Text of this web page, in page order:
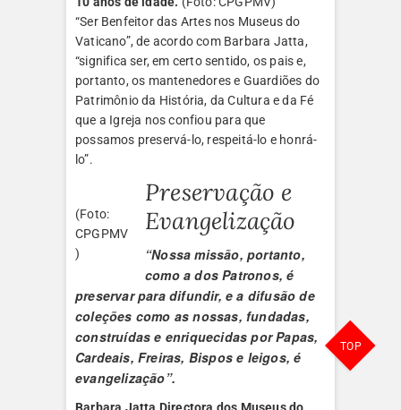
“Ser Benfeitor das Artes nos Museus do
Vaticano”, de acordo com Barbara Jatta,
“significa ser, em certo sentido, os pais e,
portanto, os mantenedores e Guardiões do
Patrimônio da História, da Cultura e da Fé
que a Igreja nos confiou para que
possamos preservá-lo, respeitá-lo e honrá-
lo”.
(Foto:
CPGPMV
)
Preservação e
Evangelização
“Nossa missão, portanto,
como a dos Patronos, é
preservar para difundir, e a difusão de
coleções como as nossas, fundadas,
construídas e enriquecidas por Papas,
Cardeais, Freiras, Bispos e leigos, é
evangelização”.
Barbara Jatta Directora dos Museus do
TOP